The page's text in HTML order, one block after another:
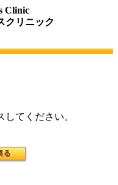
Clinic
クリニック
してください。